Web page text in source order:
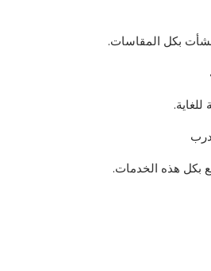
بكل المقاسات.
بكل هذه الخدمات.